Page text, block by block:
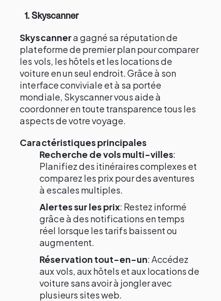
1. Skyscanner
Skyscannera gagné sa réputation de
plateforme de premier plan pour comparer
les vols, les hôtels et les locations de
voiture en un seul endroit. Grâce à son
interface conviviale et à sa portée
mondiale, Skyscanner vous aide à
coordonner en toute transparence tous les
aspects de votre voyage.
Caractéristiques principales
Recherche de vols multi-villes:
Planifiez des itinéraires complexes et
comparez les prix pour des aventures
à escales multiples.
Alertes sur les prix: Restez informé
grâce à des notifications en temps
réel lorsque les tarifs baissent ou
augmentent.
Réservation tout-en-un: Accédez
aux vols, aux hôtels et aux locations de
voiture sans avoir à jongler avec
plusieurs sites web.